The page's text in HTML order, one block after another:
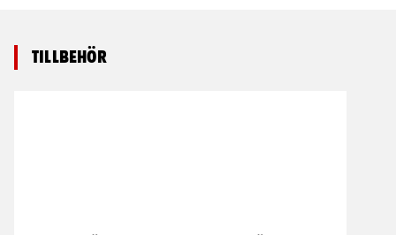
Tillbehör